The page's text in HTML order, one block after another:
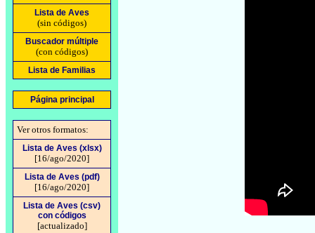
Lista de Aves
(sin códigos)
Buscador múltiple
(con códigos)
Lista de Familias
Página principal
Ver otros formatos:
Lista de Aves (xlsx)
[16/ago/2020]
Lista de Aves (pdf)
[16/ago/2020]
Lista de Aves (csv)
con códigos
[actualizado]